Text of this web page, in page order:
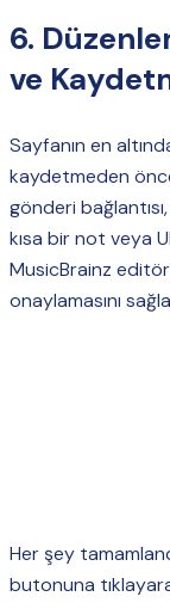
6.
ve
Sayfanın en
kaydetmeden
gönderi
kısa bir not veya
MusicBrainz
onaylamasını
Her şey
butonuna